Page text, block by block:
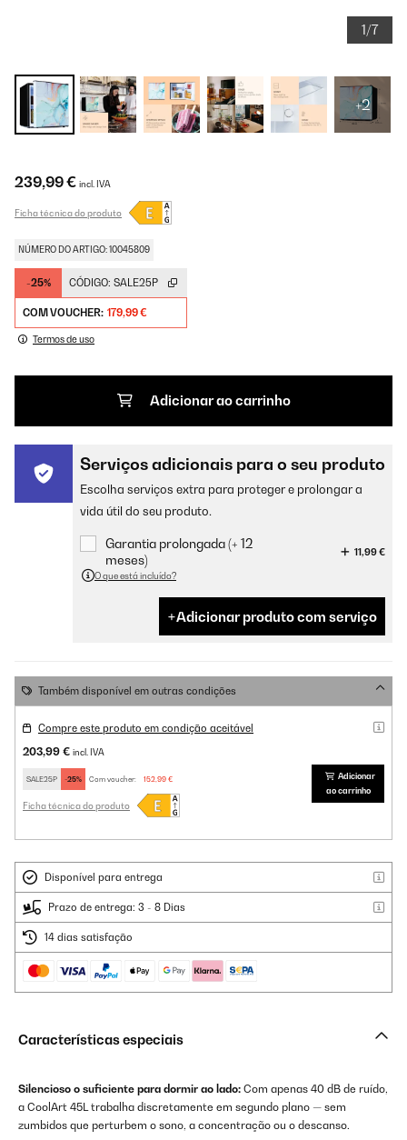
1/7
+2
239,99 € incl. IVA
Ficha técnica do produto
NÚMERO DO ARTIGO: 10045809
-25% CÓDIGO: SALE25P
COM VOUCHER: 179,99 €
Termos de uso
Adicionar ao carrinho
Serviços adicionais para o seu produto
Escolha serviços extra para proteger e prolongar a
vida útil do seu produto.
Garantia prolongada (+ 12
meses)
11,99 €
O que está incluído?
Adicionar produto com serviço
Também disponível em outras condições
Compre este produto em condição aceitável
203,99 € incl. IVA
SALE25P -25% Com voucher: 152,99 €
Ficha técnica do produto
Adicionar
ao carrinho
Disponível para entrega
Prazo de entrega: 3 - 8 Dias
14 dias satisfação
Características especiais
Silencioso o suficiente para dormir ao lado: Com apenas 40 dB de ruído,
a CoolArt 45L trabalha discretamente em segundo plano — sem
zumbidos que perturbem o sono, a concentração ou o descanso.